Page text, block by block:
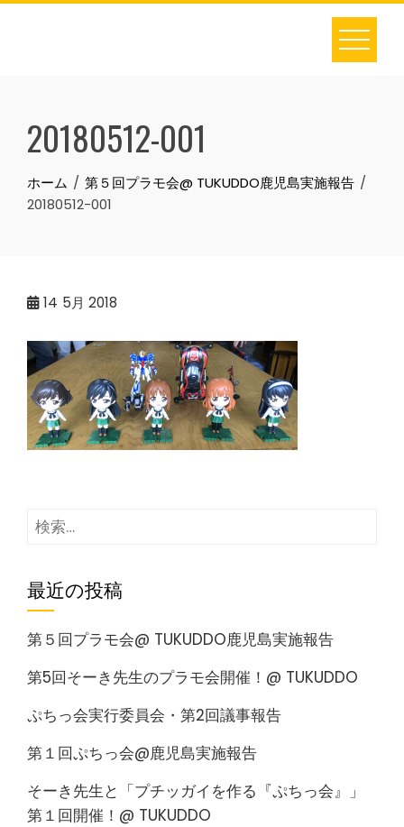
Skip
20180512-001
ホーム
第５回プラモ会@ TUKUDDO鹿児島実施報告
20180512-001
14 5月 2018
検
最近の投稿
第５回プラモ会@ TUKUDDO鹿児島実施報告
第5回そーき先生のプラモ会開催！@ TUKUDDO
ぷちっ会実行委員会・第2回議事報告
第１回ぷちっ会@鹿児島実施報告
そーき先生と「プチッガイを作る『ぷちっ会』」
第１回開催！@ TUKUDDO